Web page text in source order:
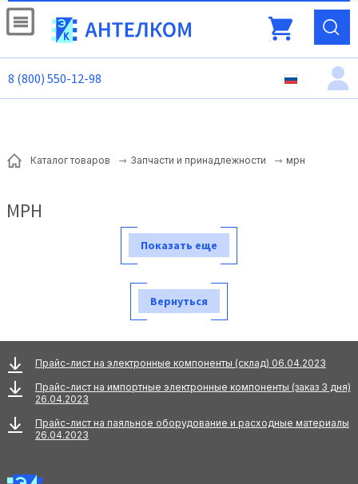
8 (800) 550-12-98
Каталог товаров Запчасти и принадлежности мрн
МРН
Показать еще
Вернуться
Прайс-лист на электронные компоненты (склад) 06.04.2023
Прайс-лист на импортные электронные компоненты (заказ 3 дня)
26.04.2023
Прайс-лист на паяльное оборудование и расходные материалы
26.04.2023